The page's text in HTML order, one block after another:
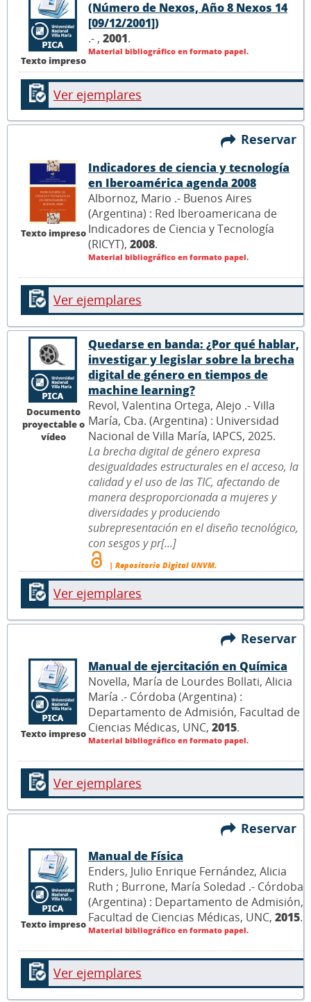
Texto impreso
(Número de Nexos, Año 8 Nexos 14
[09/12/2001])
.- , 2001.
Material bibliográfico en formato papel.
Ver ejemplares
Reservar
Texto impreso
Indicadores de ciencia y tecnología
en Iberoamérica agenda 2008
Albornoz, Mario .- Buenos Aires
(Argentina) : Red Iberoamericana de
Indicadores de Ciencia y Tecnología
(RICYT), 2008.
Material bibliográfico en formato papel.
Ver ejemplares
Documento
proyectable o
vídeo
Quedarse en banda: ¿Por qué hablar,
investigar y legislar sobre la brecha
digital de género en tiempos de
machine learning?
Revol, Valentina Ortega, Alejo .- Villa
María, Cba. (Argentina) : Universidad
Nacional de Villa María, IAPCS, 2025.
La brecha digital de género expresa
desigualdades estructurales en el acceso, la
calidad y el uso de las TIC, afectando de
manera desproporcionada a mujeres y
diversidades y produciendo
subrepresentación en el diseño tecnológico,
con sesgos y pr[...]
| Repositorio Digital UNVM.
Ver ejemplares
Reservar
Texto impreso
Manual de ejercitación en Química
Novella, María de Lourdes Bollati, Alicia
María .- Córdoba (Argentina) :
Departamento de Admisión, Facultad de
Ciencias Médicas, UNC, 2015.
Material bibliográfico en formato papel.
Ver ejemplares
Reservar
Texto impreso
Manual de Física
Enders, Julio Enrique Fernández, Alicia
Ruth ; Burrone, María Soledad .- Córdoba
(Argentina) : Departamento de Admisión,
Facultad de Ciencias Médicas, UNC, 2015.
Material bibliográfico en formato papel.
Ver ejemplares